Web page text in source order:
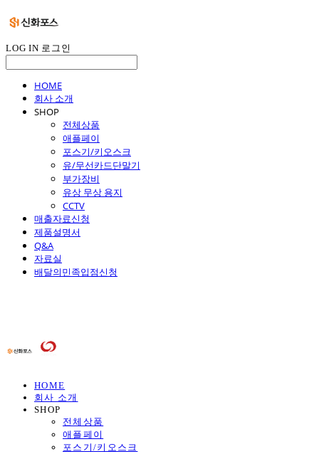
LOG IN 로그인
HOME
회사 소개
SHOP
전체상품
애플페이
포스기/키오스크
유/무선카드단말기
부가장비
유상 무상 용지
CCTV
매출자료신청
제품설명서
Q&A
자료실
배달의민족입점신청
HOME
회사 소개
SHOP
전체상품
애플페이
포스기/키오스크